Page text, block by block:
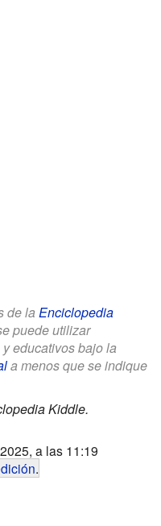
de la Enciclopedia
puede utilizar
educativos bajo la
a menos que se indique
Kiddle.
a las 11:19
.